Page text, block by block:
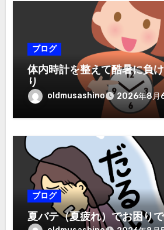
ブログ
体内時計を整えて酷暑に負
り
oldmusashino 2026年8月
ブログ
夏バテ（夏疲れ）でお困り